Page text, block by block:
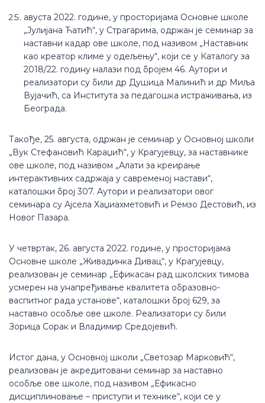
авуста 2022. године, у просторијама Основне школе
„Јулијана Ћатић“, у Страгарима, одржан је семинар за
наставни кадар ове школе, под називом „Наставник
као креатор климе у одељењу“, који се у Каталогу за
2018/22. годину налази под бројем 46. Аутори и
реализатори су били др Душица Малинић и др Миља
Вујачић, са Института за педагошка истраживања, из
Београда.
Такође, 25. августа, одржан је семинар у Основној школи
„Вук Стефановић Караџић“, у Крагујевцу, за наставнике
ове школе, под називом „Алати за креирање
интерактивних садржаја у савременој настави“,
каталошки број 307. Аутори и реализатори овог
семинара су Ајсела Хаџиахметовић и Ремзо Дестовић, из
Новог Пазара.
У четвртак, 26. августа 2022. године, у просторијама
Основне школе „Живадинка Дивац“, у Крагујевцу,
реализован је семинар „Ефикасан рад школских тимова
усмерен на унапређивање квалитета образовно-
васпитног рада установе“, каталошки број 629, за
наставно особље ове школе. Реализатори су били
Зорица Сорак и Владимир Средојевић.
Истог дана, у Основној школи „Светозар Марковић“,
реализован је акредитовани семинар за наставно
особље ове школе, под називом „Ефикасно
дисциплиновање – приступи и технике“, који се у